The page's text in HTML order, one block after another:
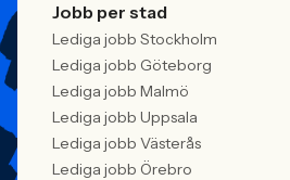
Jobb per stad
Lediga jobb Stockholm
Lediga jobb Göteborg
Lediga jobb Malmö
Lediga jobb Uppsala
Lediga jobb Västerås
Lediga jobb Örebro